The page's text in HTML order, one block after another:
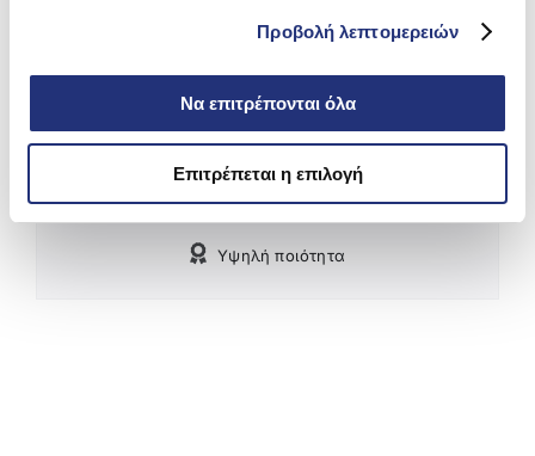
Προβολή λεπτομερειών
Να επιτρέπονται όλα
Επιτρέπεται η επιλογή
Δωρεάν Μεταφορικά εντός Αττικής για αγορές άνω
των 59€
Υψηλή ποιότητα